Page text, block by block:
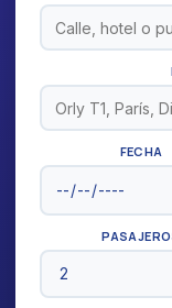
FECHA